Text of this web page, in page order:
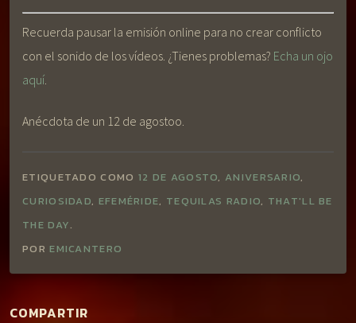
Recuerda pausar la emisión online para no crear conflicto
con el sonido de los vídeos. ¿Tienes problemas? Echa un ojo
aquí
Anécdota de un 12 de agostoo.
ETIQUETADO COMO 12 DE AGOSTO, ANIVERSARIO,
CURIOSIDAD, EFEMÉRIDE, TEQUILAS RADIO, THAT'LL BE
THE DAY.
POREMICANTERO
COMPARTIR